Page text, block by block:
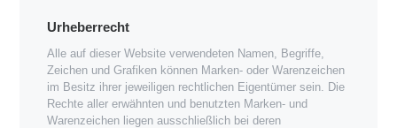
Urheberrecht
Alle auf dieser Website verwendeten Namen, Begriffe,
Zeichen und Grafiken können Marken- oder Warenzeichen
im Besitz ihrer jeweiligen rechtlichen Eigentümer sein. Die
Rechte aller erwähnten und benutzten Marken- und
Warenzeichen liegen ausschließlich bei deren